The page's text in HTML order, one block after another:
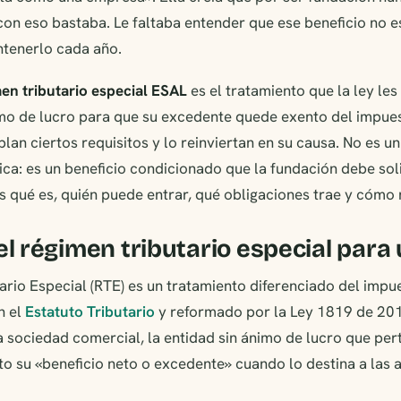
eso bastaba. Le faltaba entender que ese beneficio no
cada año.
tributario especial ESALes el tratamiento que la ley les
de lucro para que su excedente quede exento del
ciertos requisitos y lo reinviertan en su causa. No es
es un beneficio condicionado que la fundación debe
qué es, quién puede entrar, qué obligaciones trae y
régimen tributario especial para
Especial (RTE) es un tratamiento diferenciado del
el Estatuto Tributario y reformado por la Ley 1819 de
comercial, la entidad sin ánimo de lucro que
su «beneficio neto o excedente» cuando lo destina a las